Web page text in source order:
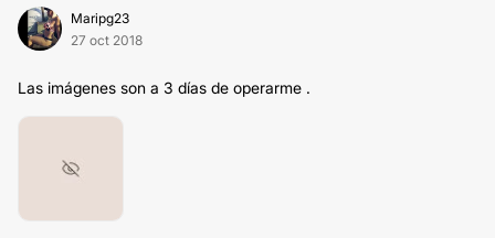
Maripg23
27 oct 2018
Las imágenes son a 3 días de operarme .